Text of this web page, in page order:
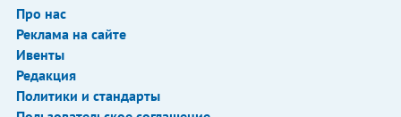
Про нас
Реклама на сайте
Ивенты
Редакция
Политики и стандарты